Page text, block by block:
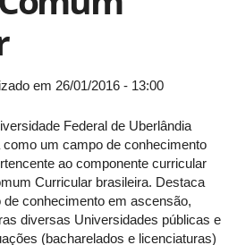
em 26/01/2016 - 13:00
Federal de Uberlândia
um campo de conhecimento
ao componente curricular
Curricular brasileira. Destaca
conhecimento em ascensão,
diversas Universidades públicas e
(bacharelados e licenciaturas)